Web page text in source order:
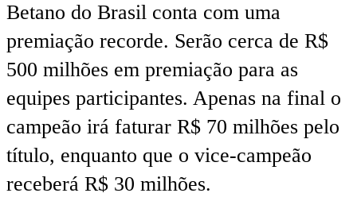
Betano do Brasil conta com uma
premiação recorde. Serão cerca de R$
500 milhões em premiação para as
equipes participantes. Apenas na final o
campeão irá faturar R$ 70 milhões pelo
título, enquanto que o vice-campeão
receberá R$ 30 milhões.